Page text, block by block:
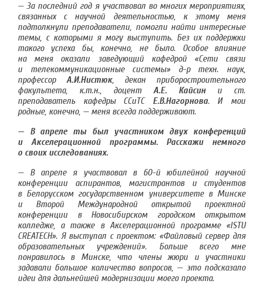
— За последний год я участвовал во многих мероприятиях,
связанных с научной деятельностью, к этому меня
подтолкнули преподаватели, помогли найти интересные
темы, с которыми я могу выступить. Без их поддержки
такого успеха бы, конечно, не было. Особое влияние
на меня оказали заведующий кафедрой «Сети связи
и телекоммуникационные системы» д-р техн. наук,
профессор А.И.Нистюк, декан приборостроительного
факультета, к.т.н., доцент А.Е. Кайсини ст.
преподаватель кафедры ССиТС Е.В.Нагорнова. И мои
родные, конечно, — меня всегда поддерживают.
— В апреле ты был участником двух конференций
и Акселерационной программы. Расскажи немного
о своих исследованиях.
— В апреле я участвовал в 60-й юбилейной научной
конференции аспирантов, магистрантов и студентов
в Белорусском государственном университете в Минске
и Второй Международной открытой проектной
конференции в Новосибирском городском открытом
колледже, а также в Акселерационной программе «ISTU
CREATECH». Я выступал с проектом: «Файловый сервер для
образовательных учреждений». Больше всего мне
понравилось в Минске, что члены жюри и участники
задавали большое количество вопросов, — это подсказало
идеи для дальнейшей модернизации моего проекта.